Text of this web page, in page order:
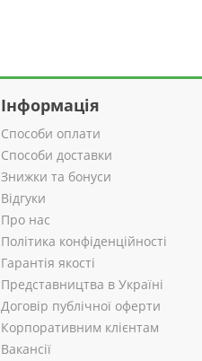
Інформація
Способи оплати
Способи доставки
Знижки та бонуси
Відгуки
Про нас
Політика конфіденційності
Гарантія якості
Представництва в Україні
Договір публічної оферти
Корпоративним клієнтам
Вакансії